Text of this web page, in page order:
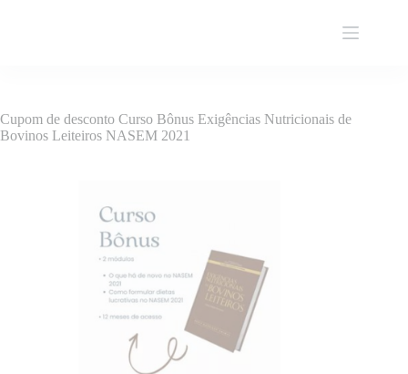
Cupom de desconto Curso Bônus Exigências Nutricionais de
Bovinos Leiteiros NASEM 2021